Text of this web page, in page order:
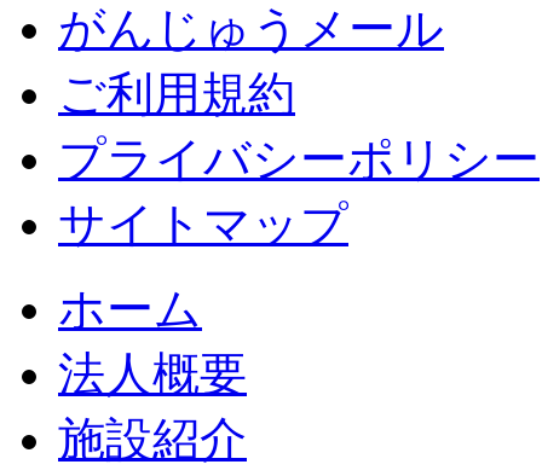
がんじゅうメール
ご利用規約
プライバシーポリシー
サイトマップ
ホーム
法人概要
施設紹介